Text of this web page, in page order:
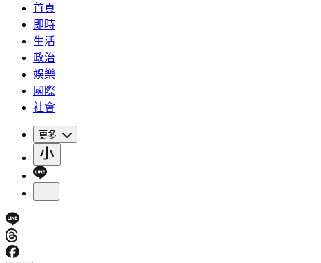
首頁
即時
生活
政治
娛樂
國際
社會
更多